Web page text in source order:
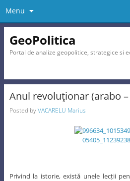
Menu
GeoPolitica
Portal de analize geopolitice, strategice si
Anul revoluţionar (arabo
Posted byVACARELU Marius
Privind la istorie, există unele lecții